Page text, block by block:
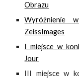
Obrazu
Wyróżnienie
ZeissImages
I miejsce w
Jour
III miejsce w